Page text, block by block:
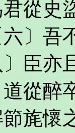
君從
〕吾
臣亦
從醉
旄懷